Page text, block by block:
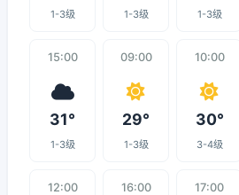
1-3级 1-3级 1-3级
15:00
31°
1-3级
09:00
29°
1-3级
10:00
30°
3-4级
12:00 16:00 17:00